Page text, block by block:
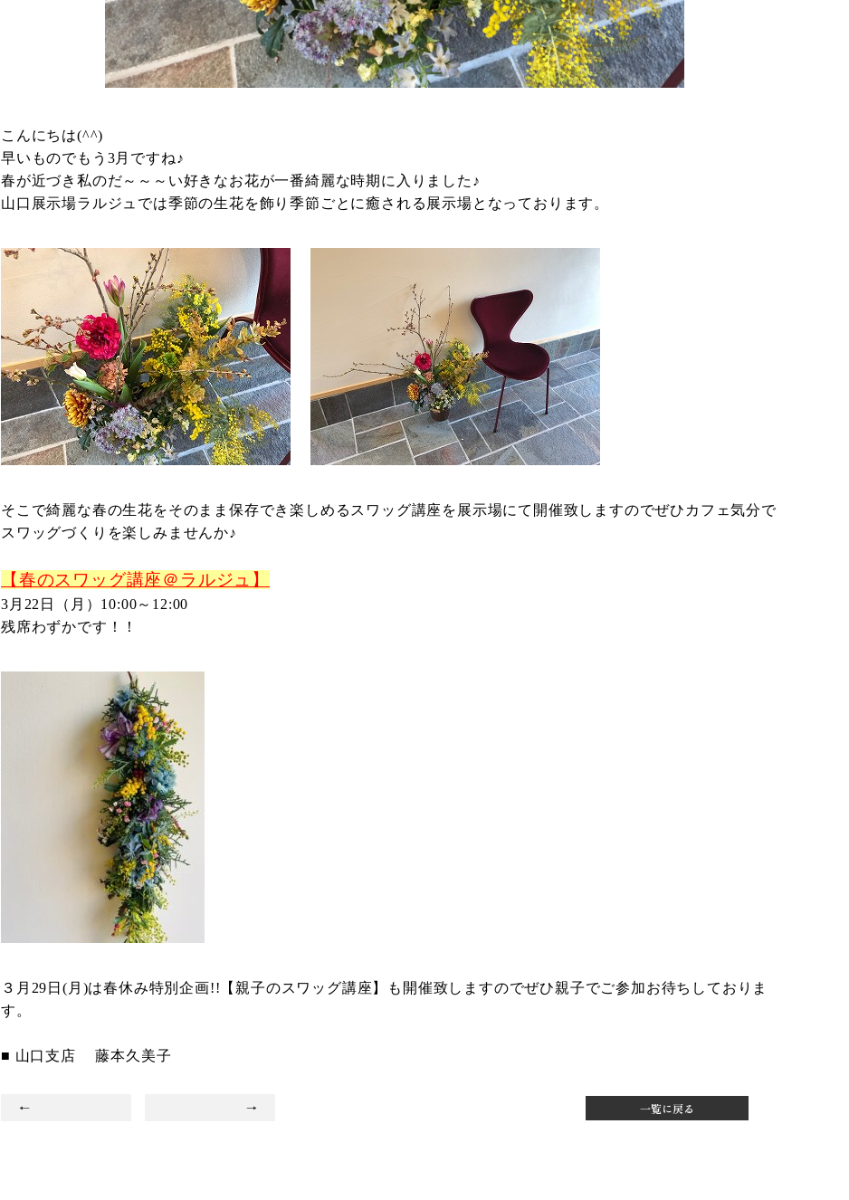
こんにちは(^^)
早いものでもう3月ですね♪
春が近づき私のだ～～～い好きなお花が一番綺麗な時期に入りました♪
山口展示場ラルジュでは季節の生花を飾り季節ごとに癒される展示場となっております。
そこで綺麗な春の生花をそのまま保存でき楽しめるスワッグ講座を展示場にて開催致しますのでぜひカフェ気分で
スワッグづくりを楽しみませんか♪
【春のスワッグ講座＠ラルジュ】
3月22日（月）10:00～12:00
残席わずかです！！
３月29日(月)は春休み特別企画!!【親子のスワッグ講座】も開催致しますのでぜひ親子でご参加お待ちしておりま
す。
■ 山口支店 藤本久美子
一覧に戻る